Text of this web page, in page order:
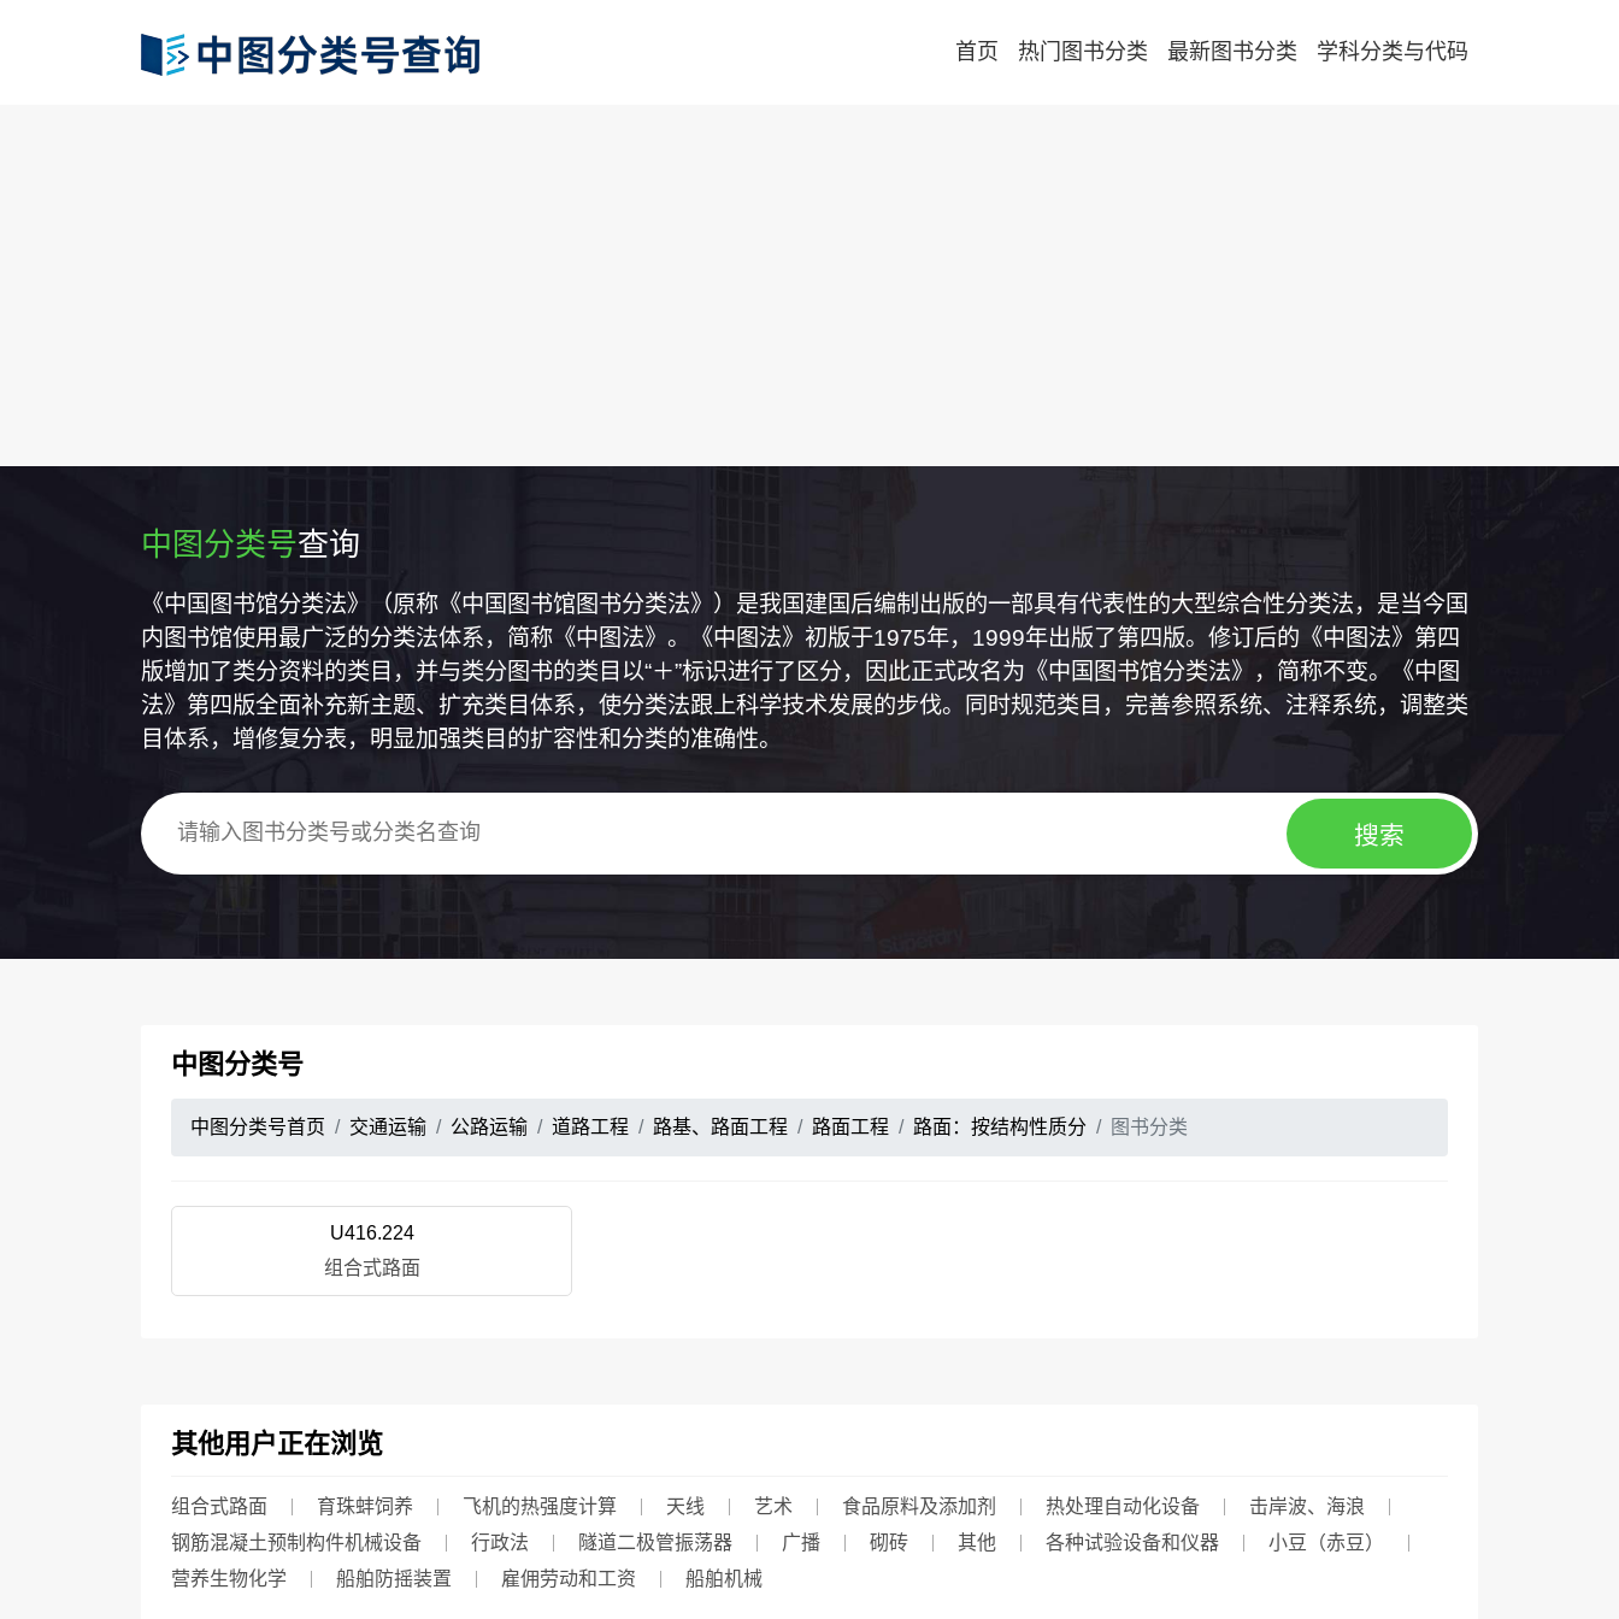
首页 热门图书分类 最新图书分类 学科分类与代码
中图分类号查询
《中国图书馆分类法》（原称《中国图书馆图书分类法》）是我国建国后编制出版的一部具有代表性的大型综合性分类法，是当今国
内图书馆使用最广泛的分类法体系，简称《中图法》。《中图法》初版于1975年，1999年出版了第四版。修订后的《中图法》第四
版增加了类分资料的类目，并与类分图书的类目以“＋”标识进行了区分，因此正式改名为《中国图书馆分类法》，简称不变。《中图
法》第四版全面补充新主题、扩充类目体系，使分类法跟上科学技术发展的步伐。同时规范类目，完善参照系统、注释系统，调整类
目体系，增修复分表，明显加强类目的扩容性和分类的准确性。
中图分类号
中图分类号首页 交通运输 公路运输 道路工程 路基、路面工程 路面工程 路面：按结构性质分 图书分类
U416.224
组合式路面
其他用户正在浏览
组合式路面 育珠蚌饲养 飞机的热强度计算 天线 艺术 食品原料及添加剂 热处理自动化设备
击岸波、海浪
钢筋混凝土预制构件机械设备
行政法 隧道二极管振荡器 广播 砌砖 其他 各种试验设备和仪器
小豆（赤豆）
营养生物化学
船舶防摇装置 雇佣劳动和工资 船舶机械